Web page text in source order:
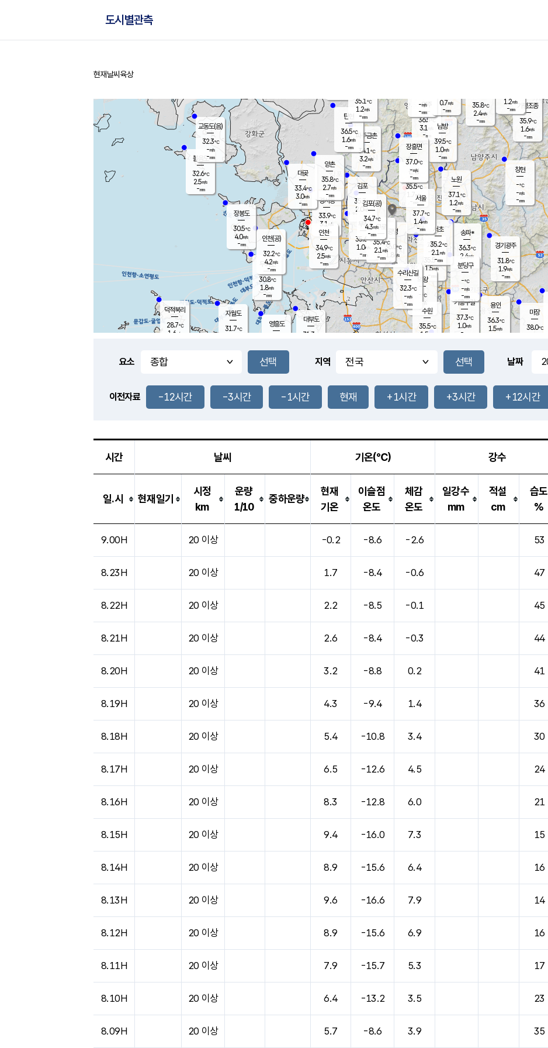
도시별관측
홈
현재날씨 육상
풍도
3.6m/s
무의도
30.8℃
1.8m/s
-mm
영흥도
볼음도
32.6℃
2.5m/s
-mm
자월도
31.7℃
양주
36.5℃
3.1
-mm
과천
35.5℃
1.5m/s
- mm
장봉도
30.5℃
4.0m/s
-mm
-mm
-mm
용인
36.3℃
1.5m/s
경기광주
31.8℃
1.9m/s
-mm
33.8
℃
대부도
31.3
-
경서동
33.9℃
3.1 m/s
-mm
파주금촌
34.1℃
3.2m/s
-mm
가평조종
35.9℃
1.6m/s
-mm
35.8℃
2.4m/s
-mm
대곶
33.4℃
3.0m/s
-mm
창현
-℃
-m/s
-mm
탄현
36.5℃
1.6m/s
-mm
1.2m/s
-mm
36.2℃
1.3m/s
-mm
마장
38.0℃
의왕
- ℃
m/s
mm
김포
35.3℃
2.0 m/s
mm
광명
36.0
℃
1.8 m/s
-mm
부천
35.6℃
1.0m/s
-mm
-mm
양촌
35.8℃
2.7m/s
-mm
구로
35.4℃
2.1 m/s
-mm
은평
35.5℃
1.7 m/s
- mm
노원
37.1℃
1.2m/s
-mm
송파*
36.3℃
2.4m/s
-mm
서초
35.2℃
2.1 m/s
-mm
남방
39.5℃
1.0m/s
-mm
기흥구갈
37.3℃
1.0m/s
-
수리산길
32.3℃
-m/s
-mm
분당구
-℃
-m/s
-mm
장흥면
37.0℃
-m/s
-mm
-m/s
-mm
덕적북리
28.7℃
1.6 m/s
인천(공)
32.2℃
4.2m/s
-mm
김포(공)
34.7℃
4.3m/s
-mm
교동도(음)
32.3℃
-m/s
-mm
수원
35.5℃
1.5 m/s
인천
34.9℃
2.5m/s
-mm
서울
37.7℃
1.4m/s
-mm
35.1℃
1.2m/s
-mm
0.7m/s
-mm
요소 지역 날짜
이전자료 -12시간 -3시간 -1시간 현재 +1시간 +3시간 +12시간
시간 날씨 기온(℃) 강수
일.시 현재일기
시정
km
운량
1/10
중하운량
현재
기온
이슬점
온도
체감
온도
일강수
mm
적설
cm
습도
%
9.00H 20 이상 -0.2 -8.6 -2.6 53
8.23H 20 이상 1.7 -8.4 -0.6 47
8.22H 20 이상 2.2 -8.5 -0.1 45
8.21H 20 이상 2.6 -8.4 -0.3 44
8.20H 20 이상 3.2 -8.8 0.2 41
8.19H 20 이상 4.3 -9.4 1.4 36
8.18H 20 이상 5.4 -10.8 3.4 30
8.17H 20 이상 6.5 -12.6 4.5 24
8.16H 20 이상 8.3 -12.8 6.0 21
8.15H 20 이상 9.4 -16.0 7.3 15
8.14H 20 이상 8.9 -15.6 6.4 16
8.13H 20 이상 9.6 -16.6 7.9 14
8.12H 20 이상 8.9 -15.6 6.9 16
8.11H 20 이상 7.9 -15.7 5.3 17
8.10H 20 이상 6.4 -13.2 3.5 23
8.09H 20 이상 5.7 -8.6 3.9 35